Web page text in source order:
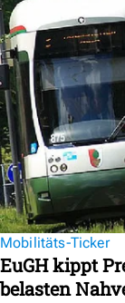
Mobilitäts-Ticker
EuGH kippt
belasten